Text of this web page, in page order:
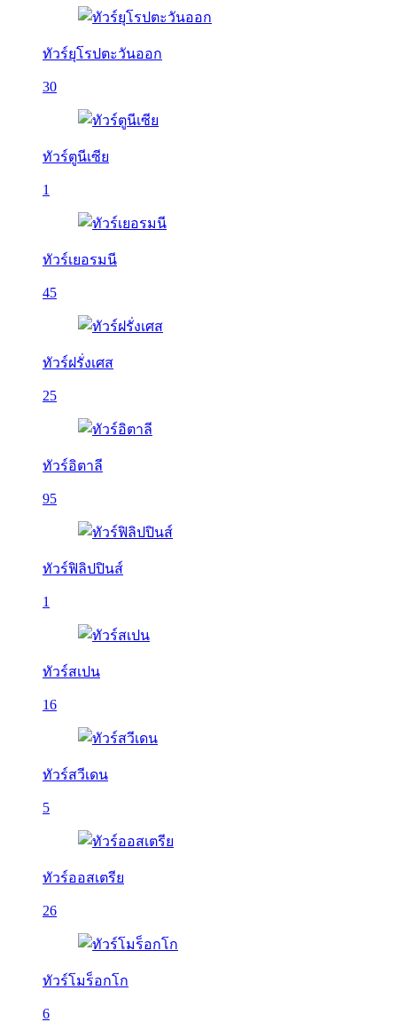
ทัวร์ยุโรปตะวันออก
30
ทัวร์ตูนีเซีย
1
ทัวร์เยอรมนี
45
ทัวร์ฝรั่งเศส
25
ทัวร์อิตาลี
95
ทัวร์ฟิลิปปินส์
1
ทัวร์สเปน
16
ทัวร์สวีเดน
5
ทัวร์ออสเตรีย
26
ทัวร์โมร็อกโก
6